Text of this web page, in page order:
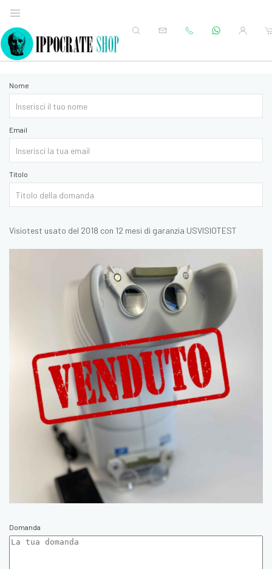
Nome
Email
Titolo
Visiotest usato del 2018 con 12 mesi di garanzia USVISIOTEST
Domanda